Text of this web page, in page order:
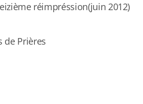
réimpréssion(juin 2012)
de Prières